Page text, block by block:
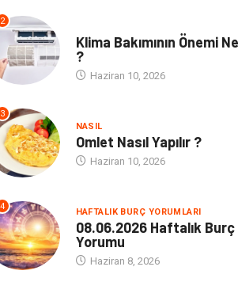
2
Klima Bakımının Önemi
?
Haziran 10, 2026
3
NASIL
Omlet Nasıl Yapılır ?
Haziran 10, 2026
4 HAFTALIK BURÇ YORUMLARI
08.06.2026 Haftalık Burç
Yorumu
Haziran 8, 2026